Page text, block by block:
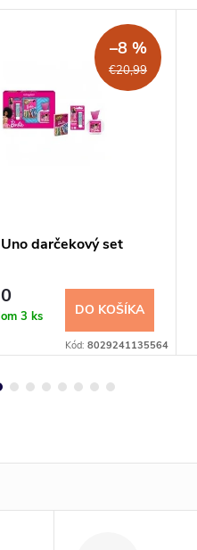
€20,99
–8 %
darčekový set
3 ks DO KOŠÍKA
Kód: 8029241135564